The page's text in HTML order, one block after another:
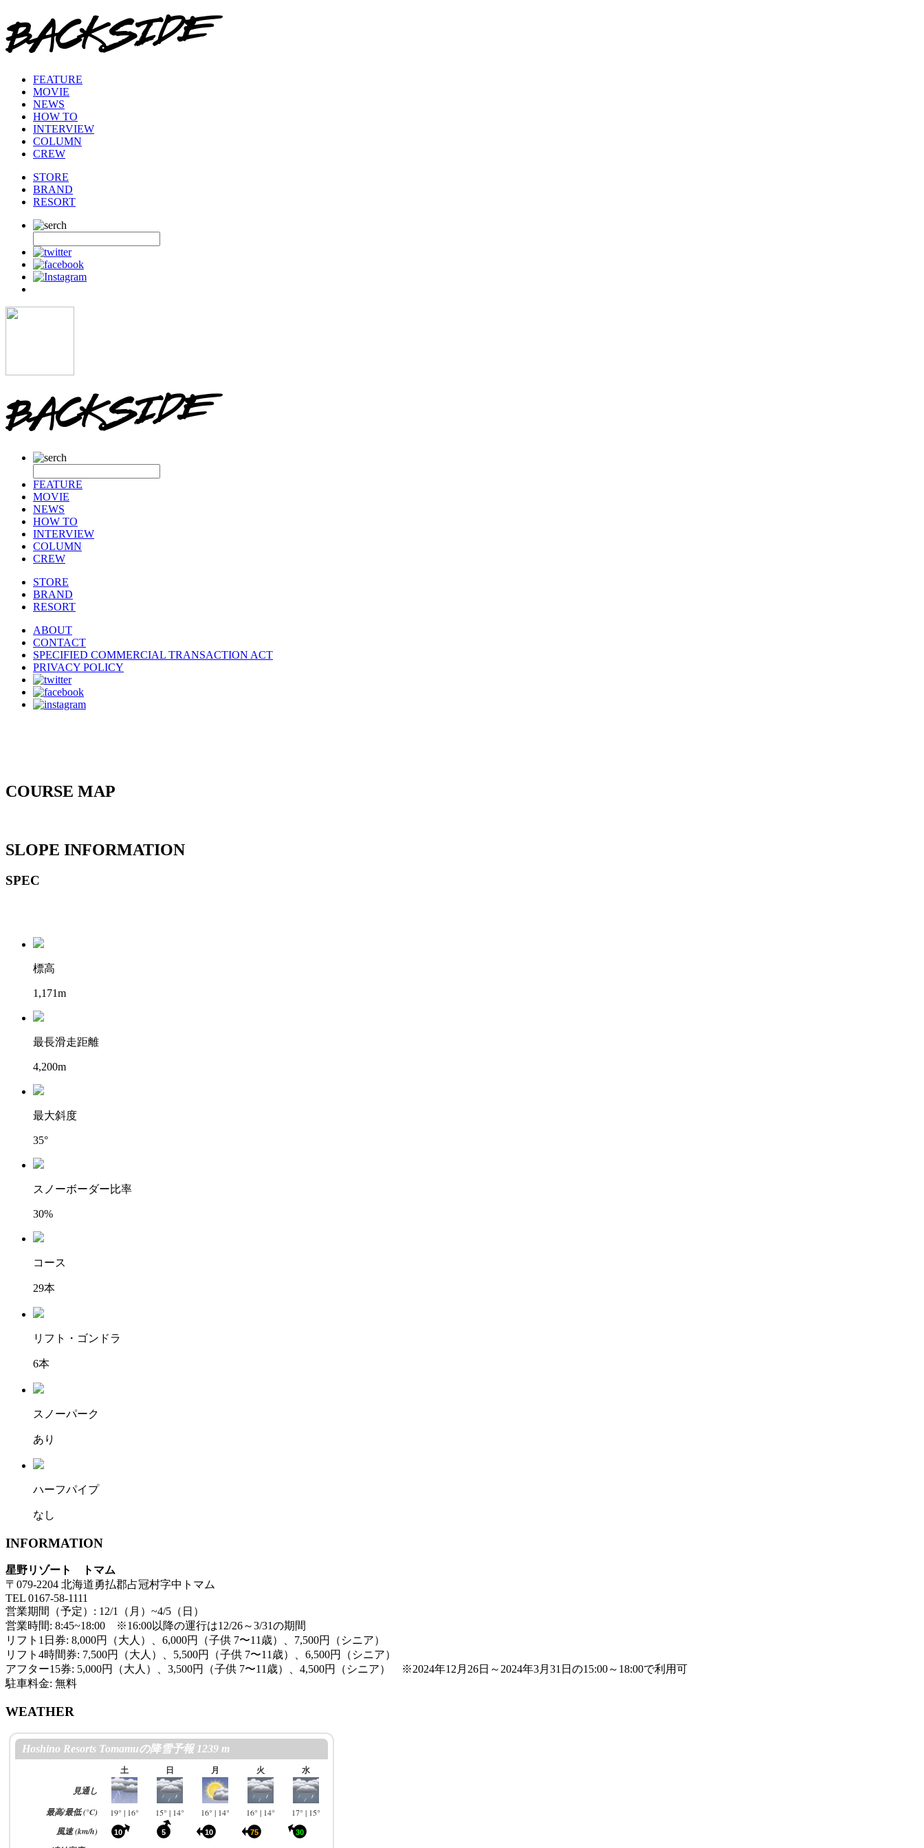
FEATURE
MOVIE
NEWS
HOW TO
INTERVIEW
COLUMN
CREW
STORE
BRAND
RESORT
FEATURE
MOVIE
NEWS
HOW TO
INTERVIEW
COLUMN
CREW
STORE
BRAND
RESORT
ABOUT
CONTACT
SPECIFIED COMMERCIAL TRANSACTION ACT
PRIVACY POLICY
COURSE MAP
SLOPE INFORMATION
SPEC
標高
1,171m
最長滑走距離
4,200m
最大斜度
35°
スノーボーダー比率
30%
コース
29本
リフト・ゴンドラ
6本
スノーパーク
あり
ハーフパイプ
なし
INFORMATION
星野リゾート トマム
〒079-2204 北海道勇払郡占冠村字中トマム
TEL 0167-58-1111
営業期間（予定）: 12/1（月）~4/5（日）
営業時間: 8:45~18:00 ※16:00以降の運行は12/26～3/31の期間
リフト1日券: 8,000円（大人）、6,000円（子供 7〜11歳）、7,500円（シニア）
リフト4時間券: 7,500円（大人）、5,500円（子供 7〜11歳）、6,500円（シニア）
アフター15券: 5,000円（大人）、3,500円（子供 7〜11歳）、4,500円（シニア） ※2024年12月26日～2024年3月31日の15:00～18:00で利用可
駐車料金: 無料
WEATHER